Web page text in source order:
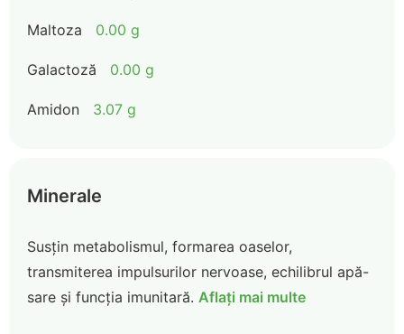
Maltoza 0.00 g
Galactoză 0.00 g
Amidon 3.07 g
Minerale
Susțin metabolismul, formarea oaselor,
transmiterea impulsurilor nervoase, echilibrul apă-
sare și funcția imunitară. Aflați mai multe